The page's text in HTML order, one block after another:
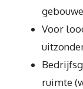
Voor
ruimte